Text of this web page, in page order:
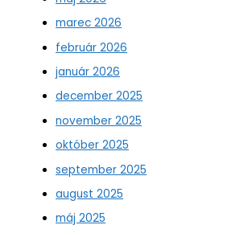
marec 2026
február 2026
január 2026
december 2025
november 2025
október 2025
september 2025
august 2025
máj 2025